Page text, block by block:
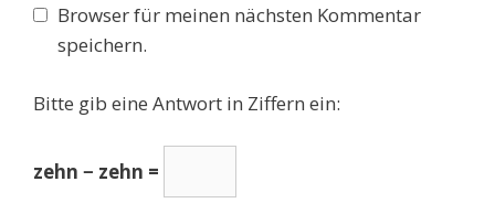
Browser für meinen nächsten Kommentar
speichern.
Bitte gib eine Antwort in Ziffern ein:
zehn − zehn =